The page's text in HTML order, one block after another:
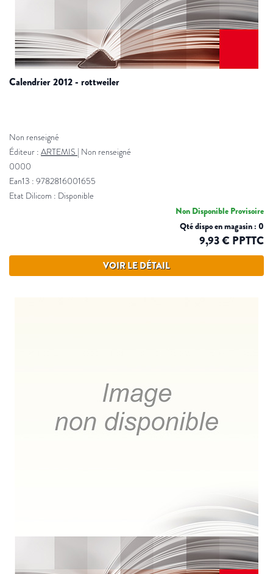
calendrier 2012 - rottweiler
Non renseigné
Éditeur : ARTEMIS | Non renseigné
0000
Ean13 : 9782816001655
Etat Dilicom : Disponible
Non Disponible Provisoire
Qté dispo en magasin : 0
9,93 € PPTTC
VOIR LE DÉTAIL